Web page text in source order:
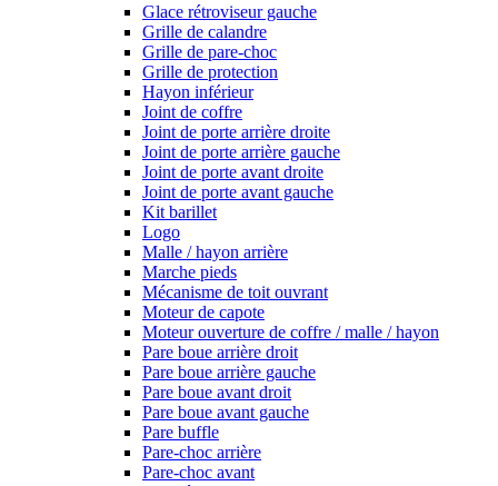
Glace rétroviseur gauche
Grille de calandre
Grille de pare-choc
Grille de protection
Hayon inférieur
Joint de coffre
Joint de porte arrière droite
Joint de porte arrière gauche
Joint de porte avant droite
Joint de porte avant gauche
Kit barillet
Logo
Malle / hayon arrière
Marche pieds
Mécanisme de toit ouvrant
Moteur de capote
Moteur ouverture de coffre / malle / hayon
Pare boue arrière droit
Pare boue arrière gauche
Pare boue avant droit
Pare boue avant gauche
Pare buffle
Pare-choc arrière
Pare-choc avant